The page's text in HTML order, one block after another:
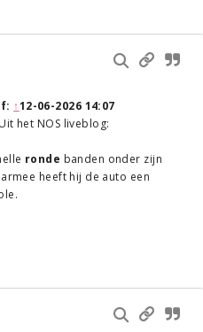
↑12-06-2026 14:07
het NOS liveblog:
ronde banden onder zijn
heeft hij de auto een